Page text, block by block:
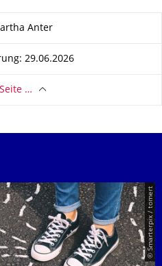
Anter
29.06.2026
…
© Smarterpix / tomert